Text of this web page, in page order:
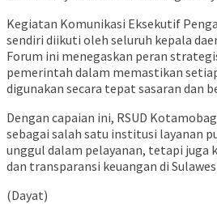
Kegiatan Komunikasi Eksekutif
sendiri diikuti oleh seluruh kepala
Forum ini menegaskan peran
pemerintah dalam memastikan
digunakan secara tepat sasaran dan
Dengan capaian ini, RSUD
sebagai salah satu institusi layanan
unggul dalam pelayanan, tetapi juga
dan transparansi keuangan di
(Dayat)